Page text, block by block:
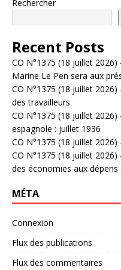
Rechercher
Recent Posts
CO N°1375 (18 juillet
Marine Le Pen sera aux
CO N°1375 (18 juillet
des travailleurs
CO N°1375 (18 juillet
espagnole : juillet 1936
CO N°1375 (18 juillet
CO N°1375 (18 juillet
des économies aux dépens
MÉTA
Connexion
Flux des publications
Flux des commentaires